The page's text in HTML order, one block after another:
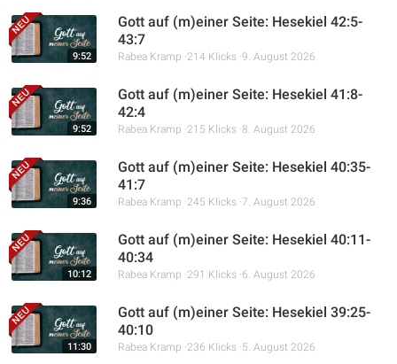
9:52
Gott auf (m)einer Seite: Hesekiel 42:5-
43:7
Rabea Kramp 214 Klicks 9. August 2026
9:52
Gott auf (m)einer Seite: Hesekiel 41:8-
42:4
Rabea Kramp 215 Klicks 8. August 2026
9:36
Gott auf (m)einer Seite: Hesekiel 40:35-
41:7
Rabea Kramp 245 Klicks 7. August 2026
10:12
Gott auf (m)einer Seite: Hesekiel 40:11-
40:34
Rabea Kramp 291 Klicks 6. August 2026
11:30
Gott auf (m)einer Seite: Hesekiel 39:25-
40:10
Rabea Kramp 236 Klicks 5. August 2026